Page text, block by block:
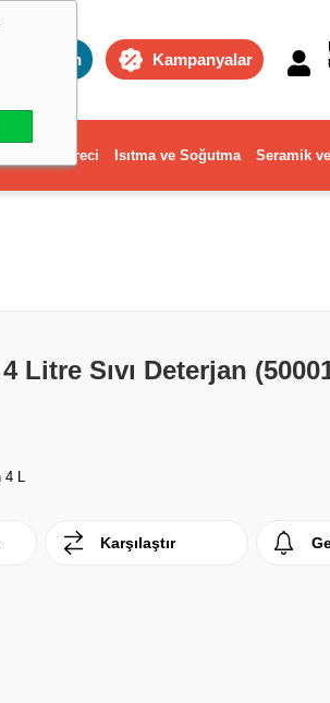
Toptan Kampanyalar
ve Ev Gereci Isıtma ve Soğutma Seramik
Litre Sıvı Deterjan
4 L
Karşılaştır